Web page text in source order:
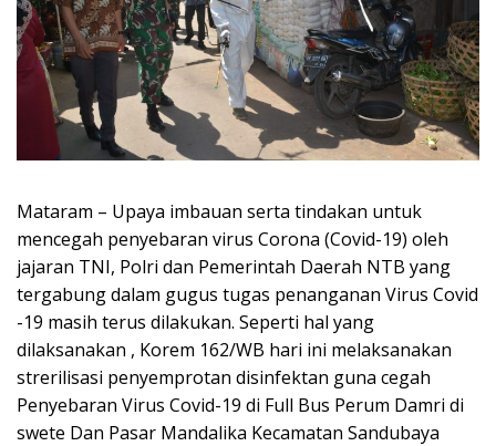
Mataram – Upaya imbauan serta tindakan untuk
mencegah penyebaran virus Corona (Covid-19) oleh
jajaran TNI, Polri dan Pemerintah Daerah NTB yang
tergabung dalam gugus tugas penanganan Virus Covid
-19 masih terus dilakukan. Seperti hal yang
dilaksanakan , Korem 162/WB hari ini melaksanakan
strerilisasi penyemprotan disinfektan guna cegah
Penyebaran Virus Covid-19 di Full Bus Perum Damri di
swete Dan Pasar Mandalika Kecamatan Sandubaya